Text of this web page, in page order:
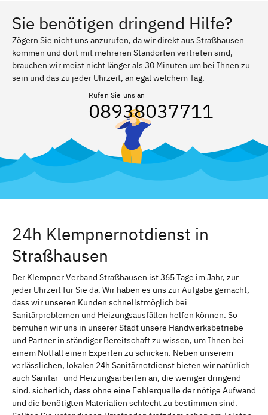
Sie benötigen dringend Hilfe?
Zögern Sie nicht uns anzurufen, da wir direkt aus Straßhausen
kommen und dort mit mehreren Standorten vertreten sind,
brauchen wir meist nicht länger als 30 Minuten um bei Ihnen zu
sein und das zu jeder Uhrzeit, an egal welchem Tag.
Rufen Sie uns an
08938037711
24h Klempnernotdienst in
Straßhausen
Der Klempner Verband Straßhausen ist 365 Tage im Jahr, zur
jeder Uhrzeit für Sie da. Wir haben es uns zur Aufgabe gemacht,
dass wir unseren Kunden schnellstmöglich bei
Sanitärproblemen und Heizungsausfällen helfen können. So
bemühen wir uns in unserer Stadt unsere Handwerksbetriebe
und Partner in ständiger Bereitschaft zu wissen, um Ihnen bei
einem Notfall einen Experten zu schicken. Neben unserem
verlässlichen, lokalen 24h Sanitärnotdienst bieten wir natürlich
auch Sanitär- und Heizungsarbeiten an, die weniger dringend
sind. sicherlich, dass ohne eine Fehlerquelle der nötige Aufwand
und die benötigten Materialien schlecht zu bestimmen sind.